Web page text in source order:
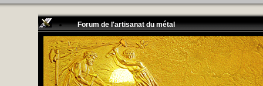
Forum de l'artisanat du métal